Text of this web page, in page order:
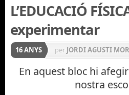
L’EDUCACIÓ
experimentar
16 ANYS per JORDI AGUSTI
En aquest bloc hi
nostra